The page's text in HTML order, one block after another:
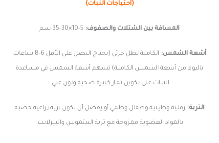
(أحتياجات النبات)
المسافة بين الشتلات والصفوف:
أشعة الشمس: الكاملة لظل جزئي (يحتاج البصل على الأقل 6-8 ساعات
باليوم من أشعة الشمس الكاملة) تسهم أشعة الشمس في مساعدة
النبات على تكوين ثمار كبيرة صحية ولون غني.
التربة: رملية وطينية وطفال وطمي أو يفضل أن تكون تربة زراعية خصبة
بالمواد العضوية ممزوجة مع تربة البيتموس والبيرلايت.